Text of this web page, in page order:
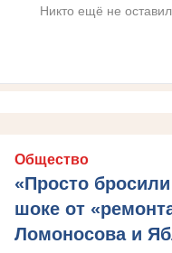
Никто ещё не
Общество
«Просто
шоке от
Ломоносова и